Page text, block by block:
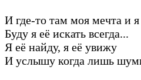
И где-то там моя мечта и
Буду я её искать всегда...
Я её найду, я её увижу
И услышу когда лишь